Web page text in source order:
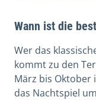
Wann ist die
Wer das
kommt zu den
März bis Oktober
das Nachtspiel